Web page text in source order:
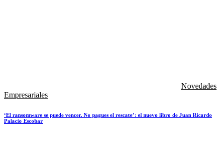
Novedades
Empresariales
‘El ransomware se puede vencer. No pagues el rescate’: el nuevo libro de Juan Ricardo
Palacio Escobar